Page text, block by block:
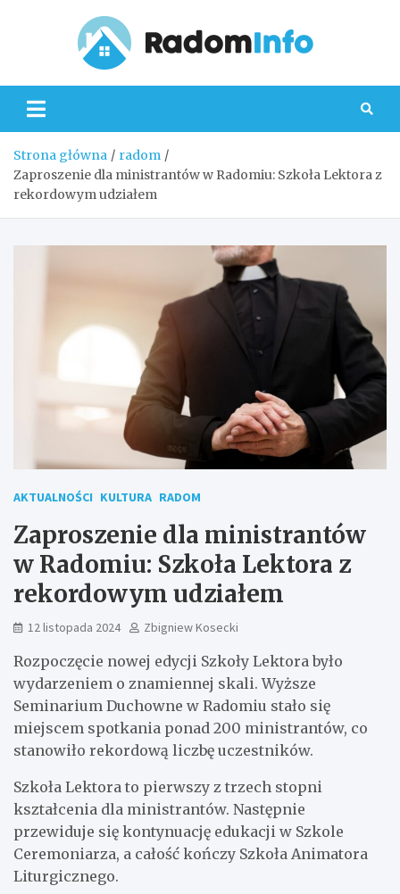
Strona główna
radom
Zaproszenie dla ministrantów w Radomiu: Szkoła Lektora z
rekordowym udziałem
AKTUALNOŚCI KULTURA RADOM
Zaproszenie dla ministrantów
w Radomiu: Szkoła Lektora z
rekordowym udziałem
12 listopada 2024 Zbigniew Kosecki
Rozpoczęcie nowej edycji Szkoły Lektora było
wydarzeniem o znamiennej skali. Wyższe
Seminarium Duchowne w Radomiu stało się
miejscem spotkania ponad 200 ministrantów, co
stanowiło rekordową liczbę uczestników.
Szkoła Lektora to pierwszy z trzech stopni
kształcenia dla ministrantów. Następnie
przewiduje się kontynuację edukacji w Szkole
Ceremoniarza, a całość kończy Szkoła Animatora
Liturgicznego.